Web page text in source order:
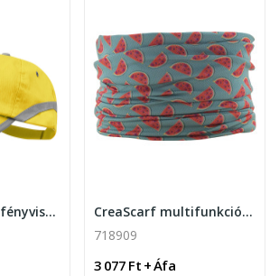
Vikap 5 paneles fényvisszaverős baseball sapka
CreaScarf multifunkciós körsál
718909
3 077 Ft + Áfa